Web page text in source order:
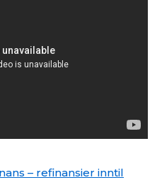
– refinansier inntil